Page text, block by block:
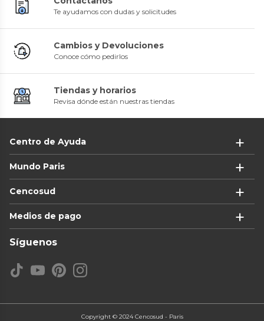
Te ayudamos con dudas y solicitudes
Cambios y Devoluciones
Conoce cómo pedirlos
Tiendas y horarios
Revisa dónde están nuestras tiendas
Centro de Ayuda
Mundo Paris
Cencosud
Medios de pago
Síguenos
Copyright © 2024 Cencosud - Paris